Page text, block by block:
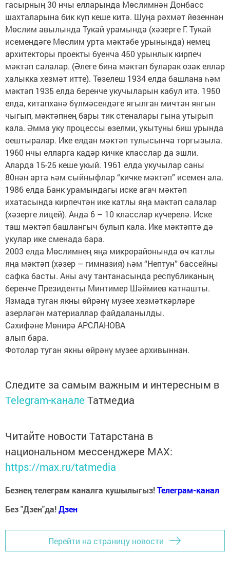
гасырның 30 нчы елларында Мөслимнән Донбасс
шахталарына бик күп кеше китә. Шуңа рәхмәт йөзеннән
Мөслим авылында Тукай урамында (хәзерге Г. Тукай
исемендәге Мөслим урта мәктәбе урынында) немец
архитекторы проекты буенча 450 урынлык кирпеч
мәктәп салалар. (Әлеге бина мәктәп буларак озак еллар
халыкка хезмәт итте). Төзелеш 1934 елда башлана һәм
мәктәп 1935 елда беренче укучыларын кабул итә. 1950
елда, китапханә бүлмәсендәге ягылган мичтән янгын
чыгып, мәктәпнең бары тик стеналары гына утырып
кала. Әмма уку процессы өзелми, укытуны биш урында
оештыралар. Ике елдан мәктәп тулысынча торгызыла.
1960 нчы елларга кадәр кичке класслар да эшли.
Аларда 15-25 кеше укый. 1961 елда укучылар саны
80нән арта һәм сыйныфлар “кичке мәктәп” исемен ала.
1986 елда Банк урамындагы иске агач мәктәп
ихатасында кирпечтән ике катлы яңа мәктәп салалар
(хәзерге лицей). Анда 6 – 10 класслар күчерелә. Иске
таш мәктәп башлангыч булып кала. Ике мәктәптә дә
укулар ике сменада бара.
2003 елда Мөслимнең яңа микрорайонында өч катлы
яңа мәктәп (хәзер – гимназия) һәм “Нептун” бассейны
сафка басты. Аны ачу тантанасында республиканың
беренче Президенты Минтимер Шәймиев катнашты.
Язмада туган якны өйрәнү музее хезмәткәрләре
әзерләгән материаллар файдаланылды.
Сәхифәне Мөнирә АРСЛАНОВА
алып бара.
Фотолар туган якны өйрәнү музее архивыннан.
Следите за самым важным и интересным в
Telegram-канале Татмедиа
Читайте новости Татарстана в
национальном мессенджере MАХ:
https://max.ru/tatmedia
Безнең телеграм каналга кушылыгыз!Телеграм-канал
Без "Дзен"да!Дзен
Перейти на страницу новости